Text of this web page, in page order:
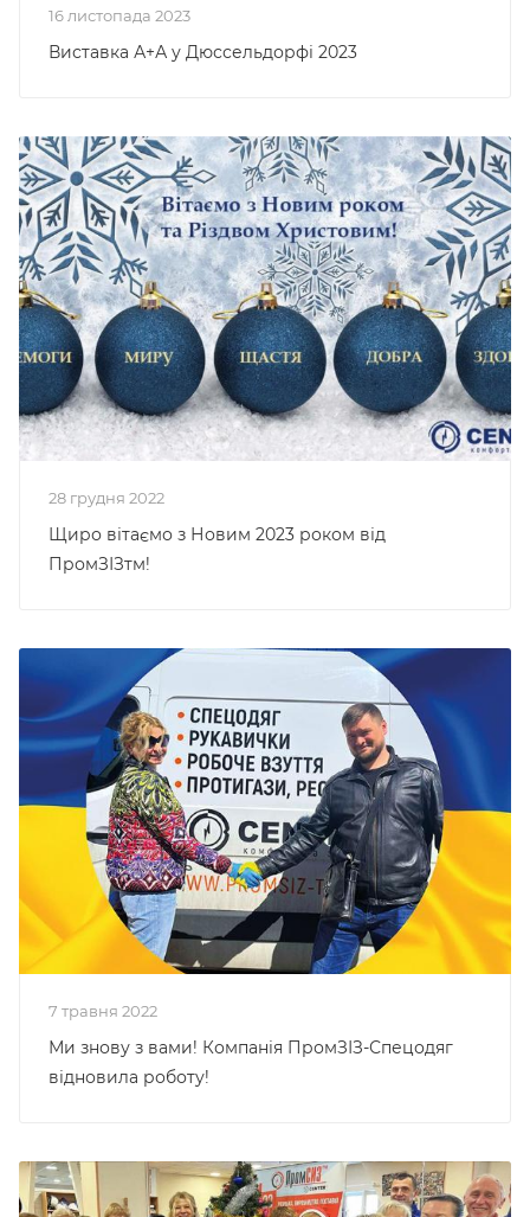
16 листопада 2023
Виставка А+А у Дюссельдорфі 2023
28 грудня 2022
Щиро вітаємо з Новим 2023 роком від
ПромЗІЗтм!
7 травня 2022
Ми знову з вами! Компанія ПромЗІЗ-Спецодяг
відновила роботу!